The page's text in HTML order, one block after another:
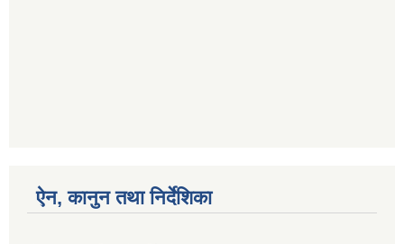
ऐन, कानुन तथा निर्देशिका